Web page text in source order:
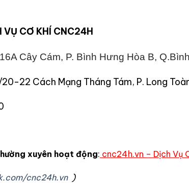
VỤ CƠ KHÍ CNC24H
Cây Cám, P. Bình Hưng Hòa B,
22 Cách Mạng Tháng Tám, P. Long
xuyên hoạt động: cnc24h.vn – Dịch Vụ
cnc24h.vn)